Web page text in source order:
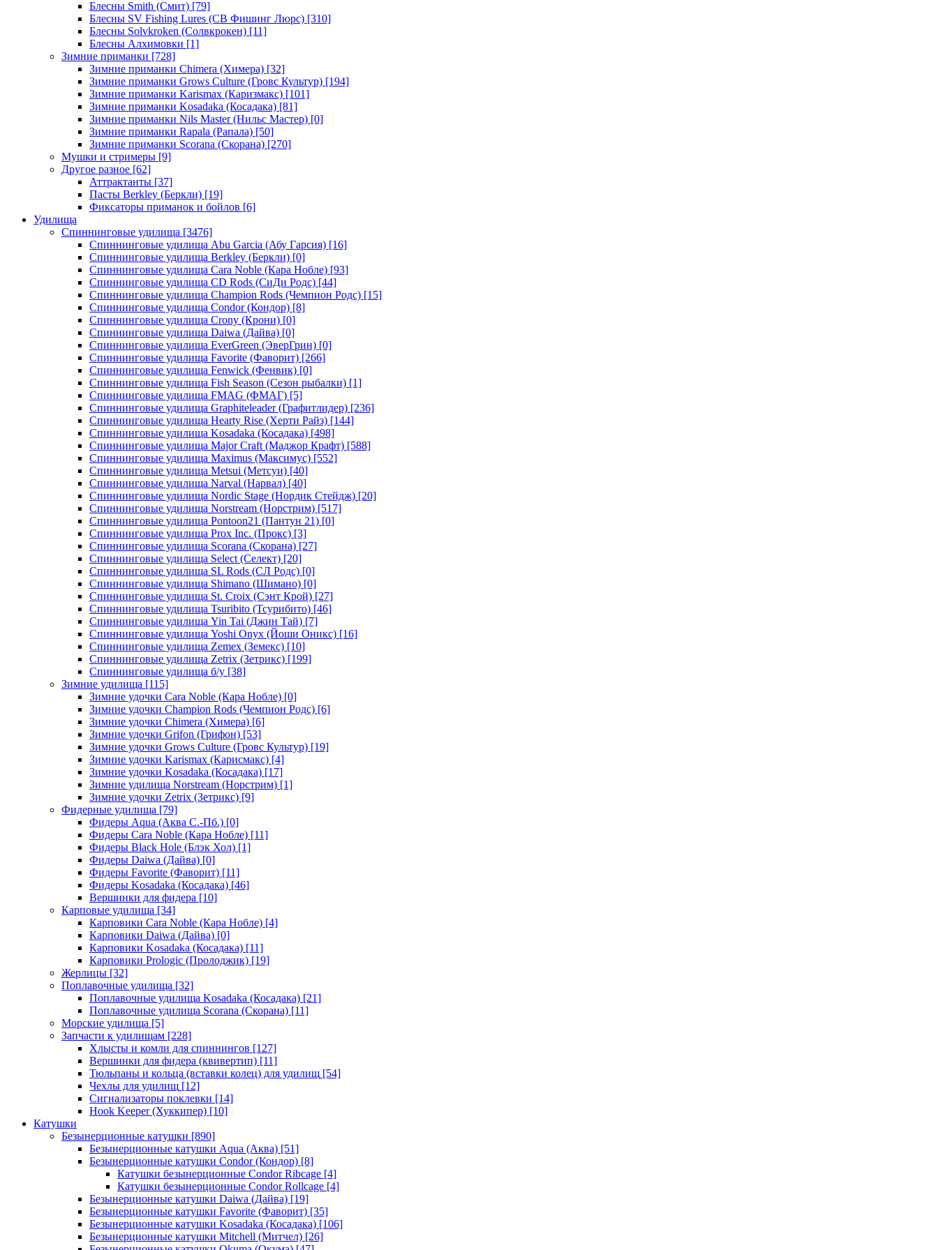
Блесны Smith (Смит) [79]
Блесны SV Fishing Lures (СВ Фишинг Люрс) [310]
Блесны Solvkroken (Солвкрокен) [11]
Блесны Алхимовки [1]
Зимние приманки [728]
Зимние приманки Chimera (Химера) [32]
Зимние приманки Grows Culture (Гровс Культур) [194]
Зимние приманки Karismax (Каризмакс) [101]
Зимние приманки Kosadaka (Косадака) [81]
Зимние приманки Nils Master (Нильс Мастер) [0]
Зимние приманки Rapala (Рапала) [50]
Зимние приманки Scorana (Скорана) [270]
Мушки и стримеры [9]
Другое разное [62]
Аттрактанты [37]
Пасты Berkley (Беркли) [19]
Фиксаторы приманок и бойлов [6]
Удилища
Спиннинговые удилища [3476]
Спиннинговые удилища Abu Garcia (Абу Гарсия) [16]
Спиннинговые удилища Berkley (Беркли) [0]
Спиннинговые удилища Cara Noble (Кара Нобле) [93]
Спиннинговые удилища CD Rods (СиДи Родс) [44]
Спиннинговые удилища Champion Rods (Чемпион Родс) [15]
Спиннинговые удилища Condor (Кондор) [8]
Спиннинговые удилища Crony (Крони) [0]
Спиннинговые удилища Daiwa (Дайва) [0]
Спиннинговые удилища EverGreen (ЭверГрин) [0]
Спиннинговые удилища Favorite (Фаворит) [266]
Спиннинговые удилища Fenwick (Фенвик) [0]
Спиннинговые удилища Fish Season (Сезон рыбалки) [1]
Спиннинговые удилища FMAG (ФМАГ) [5]
Спиннинговые удилища Graphiteleader (Графитлидер) [236]
Спиннинговые удилища Hearty Rise (Херти Райз) [144]
Спиннинговые удилища Kosadaka (Косадака) [498]
Спиннинговые удилища Major Craft (Маджор Крафт) [588]
Спиннинговые удилища Maximus (Максимус) [552]
Спиннинговые удилища Metsui (Метсуи) [40]
Спиннинговые удилища Narval (Нарвал) [40]
Спиннинговые удилища Nordic Stage (Нордик Стейдж) [20]
Спиннинговые удилища Norstream (Норстрим) [517]
Спиннинговые удилища Pontoon21 (Пантун 21) [0]
Спиннинговые удилища Prox Inc. (Прокс) [3]
Спиннинговые удилища Scorana (Скорана) [27]
Спиннинговые удилища Select (Селект) [20]
Спиннинговые удилища SL Rods (СЛ Родс) [0]
Спиннинговые удилища Shimano (Шимано) [0]
Спиннинговые удилища St. Croix (Сэнт Крой) [27]
Спиннинговые удилища Tsuribito (Тсурибито) [46]
Спиннинговые удилища Yin Tai (Джин Тай) [7]
Спиннинговые удилища Yoshi Onyx (Йоши Оникс) [16]
Спиннинговые удилища Zemex (Земекс) [10]
Спиннинговые удилища Zetrix (Зетрикс) [199]
Спиннинговые удилища б/у [38]
Зимние удилища [115]
Зимние удочки Cara Noble (Кара Нобле) [0]
Зимние удочки Champion Rods (Чемпион Родс) [6]
Зимние удочки Chimera (Химера) [6]
Зимние удочки Grifon (Грифон) [53]
Зимние удочки Grows Culture (Гровс Культур) [19]
Зимние удочки Karismax (Карисмакс) [4]
Зимние удочки Kosadaka (Косадака) [17]
Зимние удилища Norstream (Норстрим) [1]
Зимние удочки Zetrix (Зетрикс) [9]
Фидерные удилища [79]
Фидеры Aqua (Аква С.-Пб.) [0]
Фидеры Cara Noble (Кара Нобле) [11]
Фидеры Black Hole (Блэк Хол) [1]
Фидеры Daiwa (Дайва) [0]
Фидеры Favorite (Фаворит) [11]
Фидеры Kosadaka (Косадака) [46]
Вершинки для фидера [10]
Карповые удилища [34]
Карповики Cara Noble (Кара Нобле) [4]
Карповики Daiwa (Дайва) [0]
Карповики Kosadaka (Косадака) [11]
Карповики Prologic (Пролоджик) [19]
Жерлицы [32]
Поплавочные удилища [32]
Поплавочные удилища Kosadaka (Косадака) [21]
Поплавочные удилища Scorana (Скорана) [11]
Морские удилища [5]
Запчасти к удилищам [228]
Хлысты и комли для спиннингов [127]
Вершинки для фидера (квивертип) [11]
Тюльпаны и кольца (вставки колец) для удилищ [54]
Чехлы для удилищ [12]
Сигнализаторы поклевки [14]
Hook Keeper (Хуккипер) [10]
Катушки
Безынерционные катушки [890]
Безынерционные катушки Aqua (Аква) [51]
Безынерционные катушки Condor (Кондор) [8]
Катушки безынерционные Condor Ribcage [4]
Катушки безынерционные Condor Rollcage [4]
Безынерционные катушки Daiwa (Дайва) [19]
Безынерционные катушки Favorite (Фаворит) [35]
Безынерционные катушки Kosadaka (Косадака) [106]
Безынерционные катушки Mitchell (Митчел) [26]